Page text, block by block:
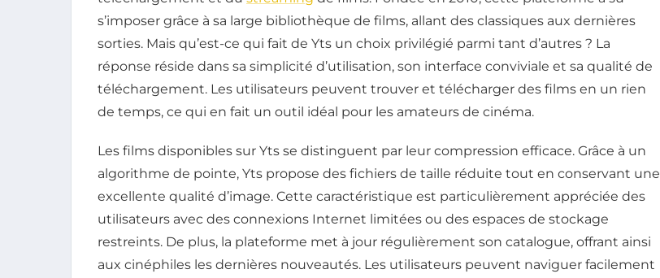
s’imposer grâce à sa large bibliothèque de films, allant des classiques aux dernières
sorties. Mais qu’est-ce qui fait de Yts un choix privilégié parmi tant d’autres ? La
réponse réside dans sa simplicité d’utilisation, son interface conviviale et sa qualité de
téléchargement. Les utilisateurs peuvent trouver et télécharger des films en un rien
de temps, ce qui en fait un outil idéal pour les amateurs de cinéma.
Les films disponibles sur Yts se distinguent par leur compression efficace. Grâce à un
algorithme de pointe, Yts propose des fichiers de taille réduite tout en conservant une
excellente qualité d’image. Cette caractéristique est particulièrement appréciée des
utilisateurs avec des connexions Internet limitées ou des espaces de stockage
restreints. De plus, la plateforme met à jour régulièrement son catalogue, offrant ainsi
aux cinéphiles les dernières nouveautés. Les utilisateurs peuvent naviguer facilement